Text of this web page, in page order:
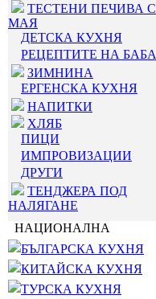
ТЕСТЕНИ ПЕЧИВА С
МАЯ
ДЕТСКА КУХНЯ
РЕЦЕПТИТЕ НА БАБА
ЗИМНИНА
ЕРГЕНСКА КУХНЯ
НАПИТКИ
ХЛЯБ
ПИЦИ
ИМПРОВИЗАЦИИ
ДРУГИ
ТЕНДЖЕРА ПОД
НАЛЯГАНЕ
НАЦИОНАЛНА
БЪЛГАРСКА КУХНЯ
КИТАЙСКА КУХНЯ
ТУРСКА КУХНЯ